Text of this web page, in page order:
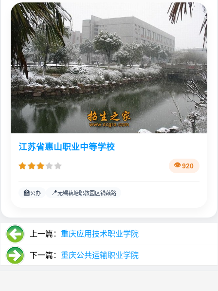
江苏省惠山职业中等学校
920
🏫公办 📍无锡藕塘职教园区钱藕路
上一篇： 重庆应用技术职业学院
下一篇： 重庆公共运输职业学院